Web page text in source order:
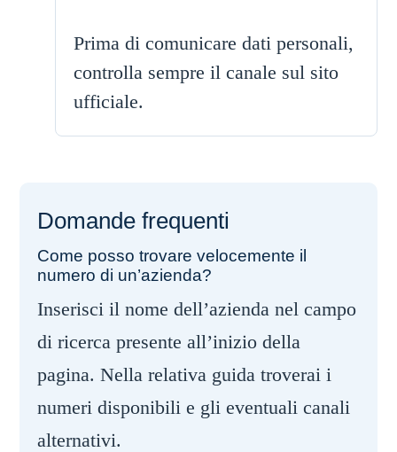
Prima di comunicare dati personali,
controlla sempre il canale sul sito
ufficiale.
Domande frequenti
Come posso trovare velocemente il
numero di un’azienda?
Inserisci il nome dell’azienda nel campo
di ricerca presente all’inizio della
pagina. Nella relativa guida troverai i
numeri disponibili e gli eventuali canali
alternativi.